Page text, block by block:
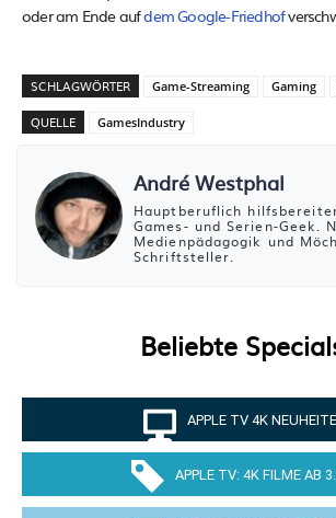
oder am Ende aufdem Google-Friedhof
SCHLAGWÖRTER Game-Streaming Gaming
QUELLE GamesIndustry
André Westphal
Hauptberuflich
Games- und Serien-Geek.
Medienpädagogik und
Schriftsteller.
Beliebte
APPLE TV 4K
APPLE TV: 4K FILME AB